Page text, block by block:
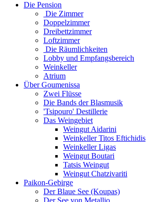
Die Pension
Die Zimmer
Doppelzimmer
Dreibettzimmer
Loftzimmer
Die Räumlichkeiten
Lobby und Empfangsbereich
Weinkeller
Atrium
Über Goumenissa
Zwei Flüsse
Die Bands der Blasmusik
'Tsipouro' Destillerie
Das Weingebiet
Weingut Aidarini
Weinkeller Titos Eftichidis
Weinkeller Ligas
Weingut Boutari
Tatsis Weingut
Weingut Chatzivariti
Paikon-Gebirge
Der Blaue See (Koupas)
Der See von Metallio